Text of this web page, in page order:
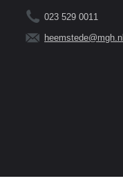
023 529 0011
heemstede@mgh.nl